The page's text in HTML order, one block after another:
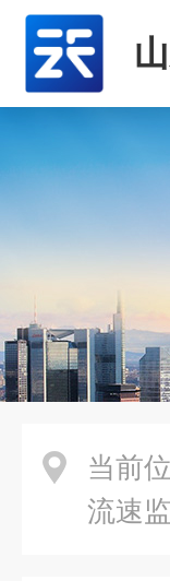
当前
流速